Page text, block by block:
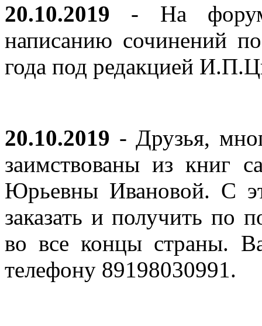
20.10.2019 - На
написанию сочинений
года под редакцией
20.10.2019 - Друзья,
заимствованы из книг
Юрьевны Ивановой. С
заказать и получить по
во все концы страны.
телефону 89198030991.